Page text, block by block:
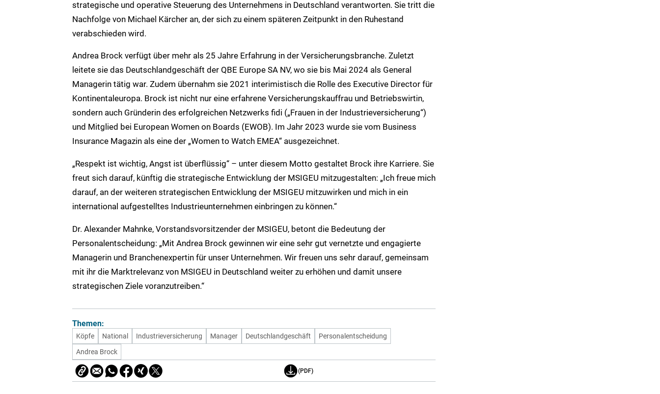
strategische und operative Steuerung des Unternehmens in Deutschland verantworten. Sie tritt die
Nachfolge von Michael Kärcher an, der sich zu einem späteren Zeitpunkt in den Ruhestand
verabschieden wird.
Andrea Brock verfügt über mehr als 25 Jahre Erfahrung in der Versicherungsbranche. Zuletzt
leitete sie das Deutschlandgeschäft der QBE Europe SA NV, wo sie bis Mai 2024 als General
Managerin tätig war. Zudem übernahm sie 2021 interimistisch die Rolle des Executive Director für
Kontinentaleuropa. Brock ist nicht nur eine erfahrene Versicherungskauffrau und Betriebswirtin,
sondern auch Gründerin des erfolgreichen Netzwerks fidi („Frauen in der Industrieversicherung“)
und Mitglied bei European Women on Boards (EWOB). Im Jahr 2023 wurde sie vom Business
Insurance Magazin als eine der „Women to Watch EMEA“ ausgezeichnet.
„Respekt ist wichtig, Angst ist überflüssig“ – unter diesem Motto gestaltet Brock ihre Karriere. Sie
freut sich darauf, künftig die strategische Entwicklung der MSIGEU mitzugestalten: „Ich freue mich
darauf, an der weiteren strategischen Entwicklung der MSIGEU mitzuwirken und mich in ein
international aufgestelltes Industrieunternehmen einbringen zu können.“
Dr. Alexander Mahnke, Vorstandsvorsitzender der MSIGEU, betont die Bedeutung der
Personalentscheidung: „Mit Andrea Brock gewinnen wir eine sehr gut vernetzte und engagierte
Managerin und Branchenexpertin für unser Unternehmen. Wir freuen uns sehr darauf, gemeinsam
mit ihr die Marktrelevanz von MSIGEU in Deutschland weiter zu erhöhen und damit unsere
strategischen Ziele voranzutreiben.“
Themen:
Köpfe National Industrieversicherung Manager Deutschlandgeschäft
Personalentscheidung
Andrea Brock
(PDF)